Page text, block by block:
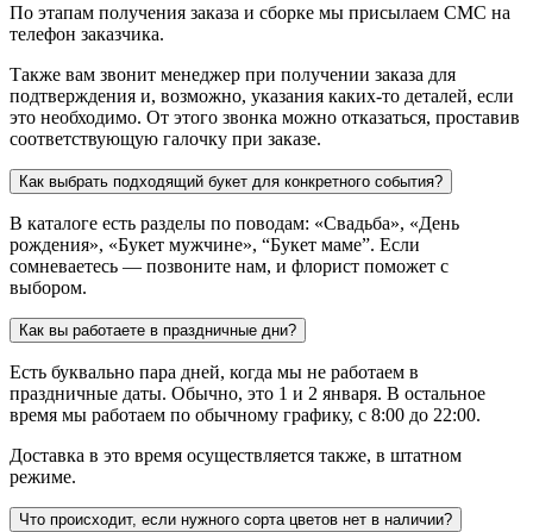
По этапам получения заказа и сборке мы присылаем СМС на
телефон заказчика.
Также вам звонит менеджер при получении заказа для
подтверждения и, возможно, указания каких-то деталей, если
это необходимо. От этого звонка можно отказаться, проставив
соответствующую галочку при заказе.
Как выбрать подходящий букет для конкретного события?
В каталоге есть разделы по поводам: «Свадьба», «День
рождения», «Букет мужчине», “Букет маме”. Если
сомневаетесь — позвоните нам, и флорист поможет с
выбором.
Как вы работаете в праздничные дни?
Есть буквально пара дней, когда мы не работаем в
праздничные даты. Обычно, это 1 и 2 января. В остальное
время мы работаем по обычному графику, с 8:00 до 22:00.
Доставка в это время осуществляется также, в штатном
режиме.
Что происходит, если нужного сорта цветов нет в наличии?